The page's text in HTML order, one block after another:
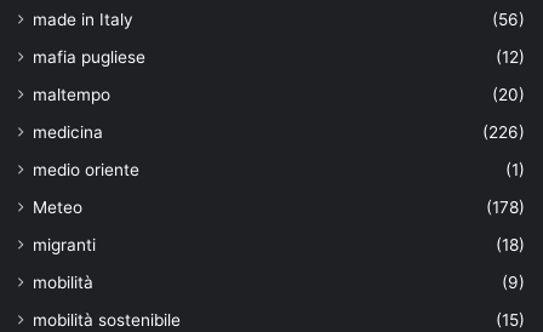
made in Italy
(56)
mafia pugliese
(12)
maltempo
(20)
medicina
(226)
medio oriente
(1)
Meteo
(178)
migranti
(18)
mobilità
(9)
mobilità sostenibile
(15)